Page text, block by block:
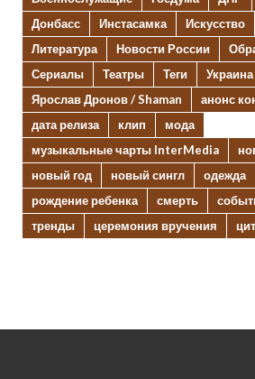
Донбасс
Инстасамка Искусство
Литература
Новости России
Сериалы
Театры Теги
Украина
Ярослав Дронов / Shaman
анонс
дата релиза
клип
мода
музыкальные чарты InterMedia
новый год
новый сингл одежда
рождение ребенка
смерть
тренды
церемония вручения